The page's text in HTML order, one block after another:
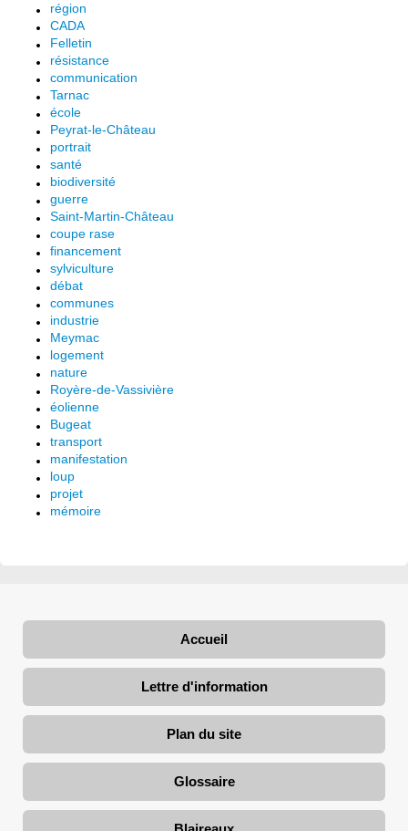
région
CADA
Felletin
résistance
communication
Tarnac
école
Peyrat-le-Château
portrait
santé
biodiversité
guerre
Saint-Martin-Château
coupe rase
financement
sylviculture
débat
communes
industrie
Meymac
logement
nature
Royère-de-Vassivière
éolienne
Bugeat
transport
manifestation
loup
projet
mémoire
Accueil
Lettre d'information
Plan du site
Glossaire